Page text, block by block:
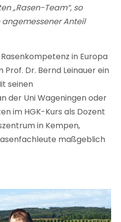
„Rasen-Team“, so
Anteil
in Europa
Prof. Dr. Bernd Leinauer ein
seinen
der Uni Wageningen oder
im HGK-Kurs als Dozent
in Kempen,
maßgeblich